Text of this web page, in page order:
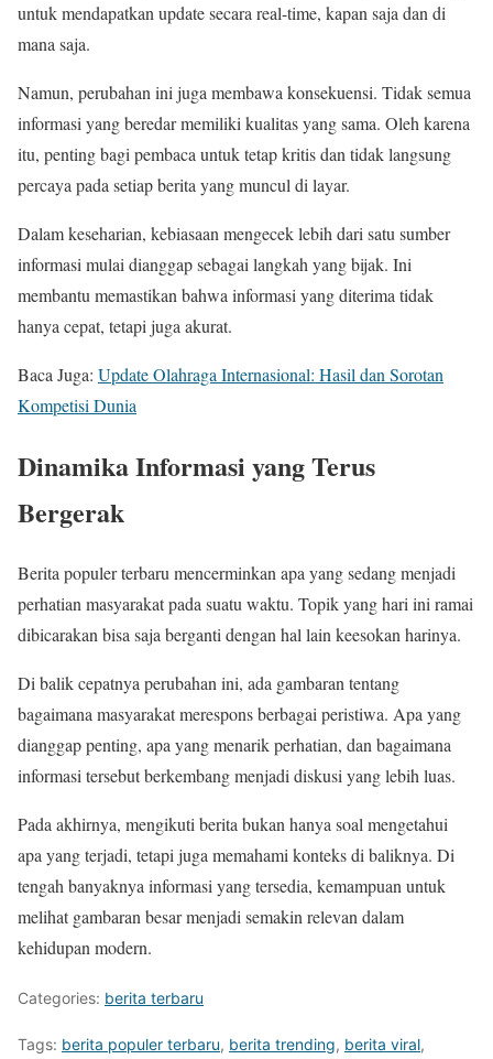
untuk mendapatkan update secara real-time, kapan saja dan di
mana saja.
Namun, perubahan ini juga membawa konsekuensi. Tidak semua
informasi yang beredar memiliki kualitas yang sama. Oleh karena
itu, penting bagi pembaca untuk tetap kritis dan tidak langsung
percaya pada setiap berita yang muncul di layar.
Dalam keseharian, kebiasaan mengecek lebih dari satu sumber
informasi mulai dianggap sebagai langkah yang bijak. Ini
membantu memastikan bahwa informasi yang diterima tidak
hanya cepat, tetapi juga akurat.
Baca Juga: Update Olahraga Internasional: Hasil dan Sorotan
Kompetisi Dunia
Dinamika Informasi yang Terus
Bergerak
Berita populer terbaru mencerminkan apa yang sedang menjadi
perhatian masyarakat pada suatu waktu. Topik yang hari ini ramai
dibicarakan bisa saja berganti dengan hal lain keesokan harinya.
Di balik cepatnya perubahan ini, ada gambaran tentang
bagaimana masyarakat merespons berbagai peristiwa. Apa yang
dianggap penting, apa yang menarik perhatian, dan bagaimana
informasi tersebut berkembang menjadi diskusi yang lebih luas.
Pada akhirnya, mengikuti berita bukan hanya soal mengetahui
apa yang terjadi, tetapi juga memahami konteks di baliknya. Di
tengah banyaknya informasi yang tersedia, kemampuan untuk
melihat gambaran besar menjadi semakin relevan dalam
kehidupan modern.
Categories: berita terbaru
Tags: berita populer terbaru, berita trending, berita viral,